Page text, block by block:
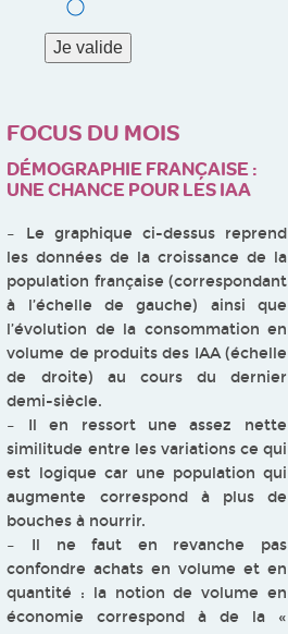
FOCUS DU MOIS
DÉMOGRAPHIE FRANÇAISE :
UNE CHANCE POUR LES IAA
– Le graphique ci-dessus reprend
les données de la croissance de la
population française (correspondant
à l’échelle de gauche) ainsi que
l’évolution de la consommation en
volume de produits des IAA (échelle
de droite) au cours du dernier
demi-siècle.
– Il en ressort une assez nette
similitude entre les variations ce qui
est logique car une population qui
augmente correspond à plus de
bouches à nourrir.
– Il ne faut en revanche pas
confondre achats en volume et en
quantité : la notion de volume en
économie correspond à de la «